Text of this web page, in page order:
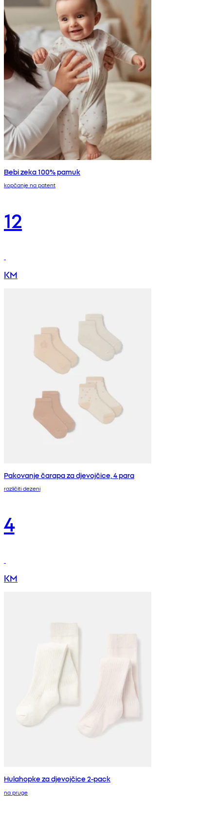
Bebi zeka 100% pamuk
kopčanje na patent
12
KM
Pakovanje čarapa za djevojčice, 4 para
različiti dezeni
4
KM
Hulahopke za djevojčice 2-pack
na pruge